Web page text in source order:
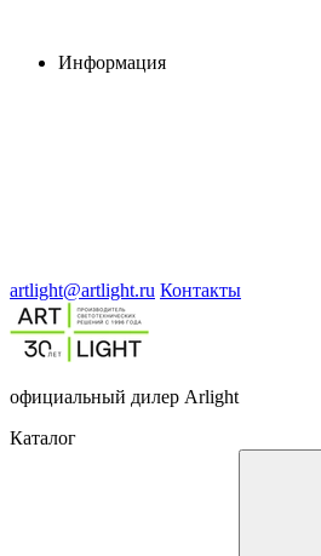
Информация
artlight@artlight.ru Контакты
официальный дилер Arlight
Каталог